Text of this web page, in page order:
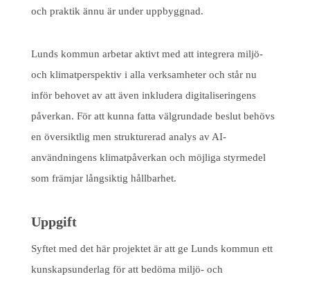
och praktik ännu är under uppbyggnad.
Lunds kommun arbetar aktivt med att integrera miljö-
och klimatperspektiv i alla verksamheter och står nu
inför behovet av att även inkludera digitaliseringens
påverkan. För att kunna fatta välgrundade beslut behövs
en översiktlig men strukturerad analys av AI-
användningens klimatpåverkan och möjliga styrmedel
som främjar långsiktig hållbarhet.
Uppgift
Syftet med det här projektet är att ge Lunds kommun ett
kunskapsunderlag för att bedöma miljö- och